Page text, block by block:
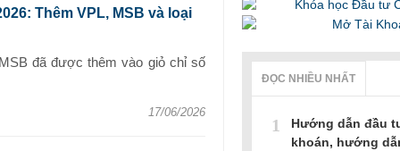
Thêm VPL, MSB và loại
đã được thêm vào giỏ chỉ số
17/06/2026
ĐỌC NHIỀU NHẤT
1
Hướng dẫn đầu
khoán, hướng